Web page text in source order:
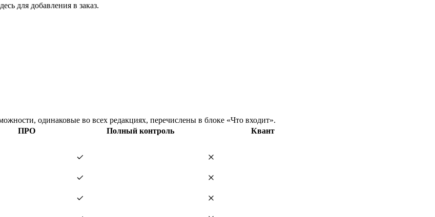
для добавления в заказ.
одинаковые во всех редакциях, перечислены в блоке «Что входит».
ПРО
Полный контроль
Квант